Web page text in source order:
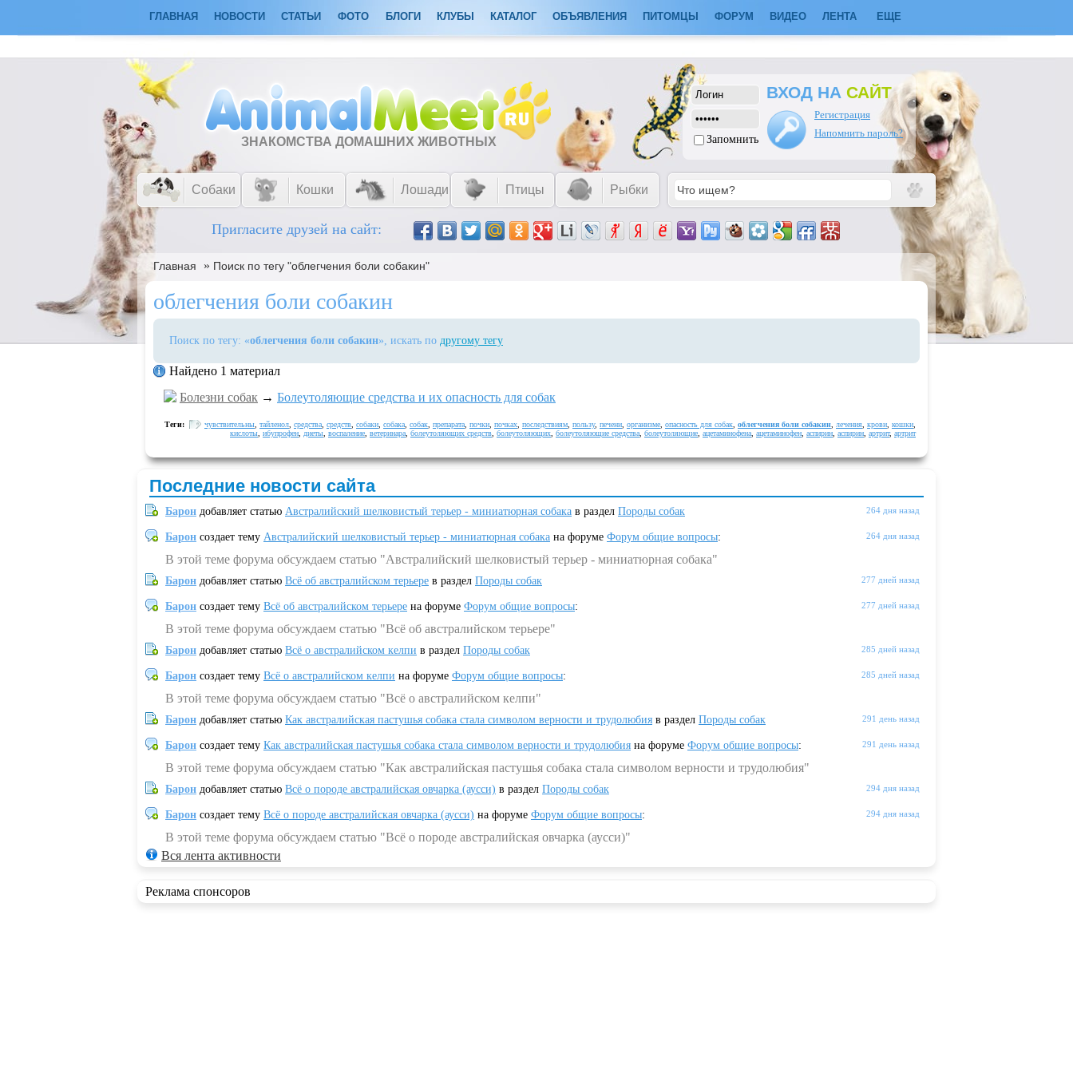
ГЛАВНАЯ НОВОСТИ СТАТЬИ ФОТО БЛОГИ КЛУБЫ КАТАЛОГ ОБЪЯВЛЕНИЯ ПИТОМЦЫ ФОРУМ ВИДЕО ЛЕНТА ЕЩЕ
ЗНАКОМСТВА ДОМАШНИХ ЖИВОТНЫХ Запомнить
ВХОД НА САЙТ
Регистрация
Напомнить пароль?
Собаки Кошки Лошади Птицы Рыбки
Пригласите друзей на сайт:
Главная » Поиск по тегу "облегчения боли собакин"
облегчения боли собакин
Поиск по тегу: «облегчения боли собакин», искать по другому тегу
Найдено 1 материал
Болезни собак → Болеутоляющие средства и их опасность для собак
Теги: чувствительны тайленол средства средств собаки собака собак препарата почки почках последствиям пользу, печени организме опасность для собак облегчения боли собакин лечения крови кошки
кислоты ибупрофен диеты воспаление ветеринара болеутоляющих средств болеутоляющих болеутоляющие средства болеутоляющие ацетаминофена ацетаминофен аспирин аспирин артрит, артрит
Последние новости сайта
264 дня назад
Барон добавляет статью Австралийский шелковистый терьер - миниатюрная собака в раздел Породы собак
264 дня назад
Барон создает тему Австралийский шелковистый терьер - миниатюрная собака на форуме Форум общие вопросы:
В этой теме форума обсуждаем статью "Австралийский шелковистый терьер - миниатюрная собака"
277 дней назад
Барон добавляет статью Всё об австралийском терьере в раздел Породы собак
277 дней назад
Барон создает тему Всё об австралийском терьере на форуме Форум общие вопросы:
В этой теме форума обсуждаем статью "Всё об австралийском терьере"
285 дней назад
Барон добавляет статью Всё о австралийском келпи в раздел Породы собак
285 дней назад
Барон создает тему Всё о австралийском келпи на форуме Форум общие вопросы:
В этой теме форума обсуждаем статью "Всё о австралийском келпи"
291 день назад
Барон добавляет статью Как австралийская пастушья собака стала символом верности и трудолюбия в раздел Породы собак
291 день назад
Барон создает тему Как австралийская пастушья собака стала символом верности и трудолюбия на форуме Форум общие вопросы:
В этой теме форума обсуждаем статью "Как австралийская пастушья собака стала символом верности и трудолюбия"
294 дня назад
Барон добавляет статью Всё о породе австралийская овчарка (аусси) в раздел Породы собак
294 дня назад
Барон создает тему Всё о породе австралийская овчарка (аусси) на форуме Форум общие вопросы:
В этой теме форума обсуждаем статью "Всё о породе австралийская овчарка (аусси)"
Вся лента активности
Реклама спонсоров